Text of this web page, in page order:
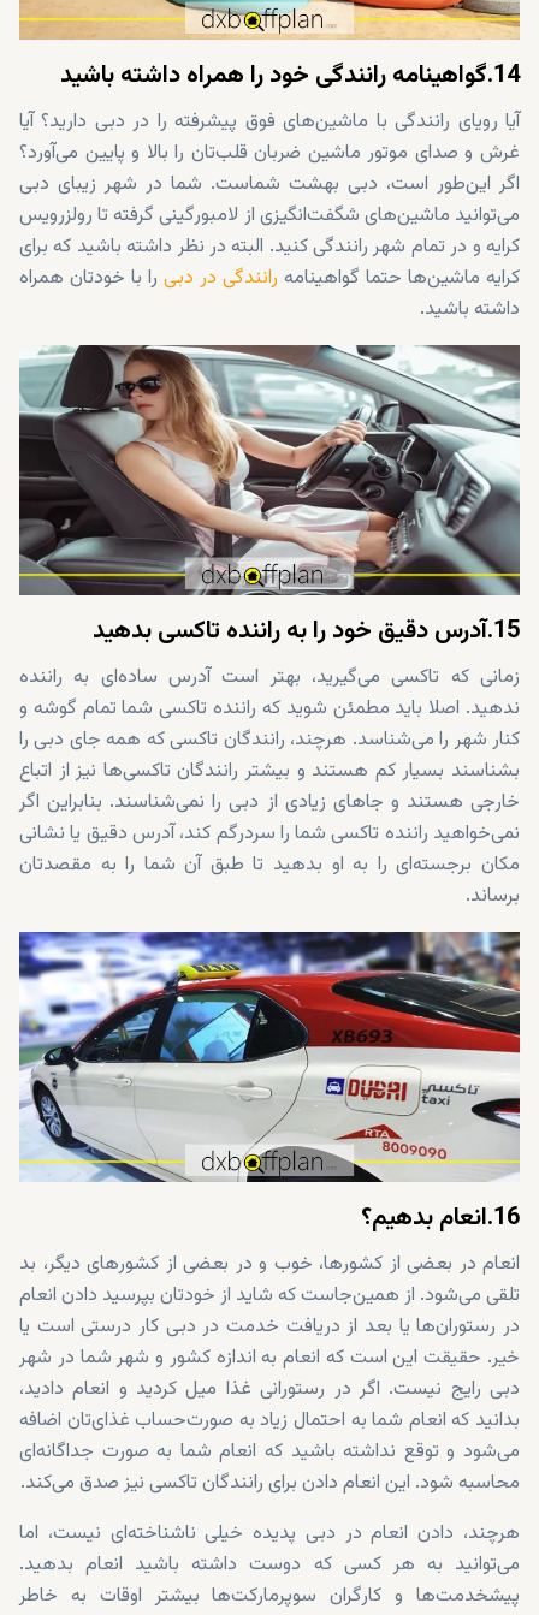
14.گواهینامه رانندگی خود را همراه داشته باشید
آیا رویای رانندگی با ماشین‌های فوق پیشرفته را در دبی دارید؟ آیا
غرش و صدای موتور ماشین ضربان قلب‌تان را بالا و پایین می‌آورد؟
اگر این‌طور است، دبی بهشت شماست. شما در شهر زیبای دبی
می‌توانید ماشین‌های شگفت‌انگیزی از لامبورگینی گرفته تا رولزرویس
کرایه و در تمام شهر رانندگی کنید. البته در نظر داشته باشید که برای
کرایه ماشین‌ها حتما گواهینامه رانندگی در دبی را با خودتان همراه
داشته باشید.
15.آدرس دقیق خود را به راننده تاکسی بدهید
زمانی که تاکسی می‌گیرید، بهتر است آدرس ساده‌ای به راننده
ندهید. اصلا باید مطمئن شوید که راننده تاکسی شما تمام گوشه و
کنار شهر را می‌شناسد. هرچند، رانندگان تاکسی که همه جای دبی را
بشناسند بسیار کم هستند و بیشتر رانندگان تاکسی‌ها نیز از اتباع
خارجی هستند و جاهای زیادی از دبی را نمی‌شناسند. بنابراین اگر
نمی‌خواهید راننده تاکسی شما را سردرگم کند، آدرس دقیق یا نشانی
مکان برجسته‌ای را به او بدهید تا طبق آن شما را به مقصدتان
برساند.
16.انعام بدهیم؟
انعام در بعضی از کشورها، خوب و در بعضی از کشورهای دیگر، بد
تلقی می‌شود. از همین‌جاست که شاید از خودتان بپرسید دادن انعام
در رستوران‌ها یا بعد از دریافت خدمت در دبی کار درستی است یا
خیر. حقیقت این است که انعام به اندازه کشور و شهر شما در شهر
دبی رایج نیست. اگر در رستورانی غذا میل کردید و انعام دادید،
بدانید که انعام شما به احتمال زیاد به صورت‌حساب غذای‌تان اضافه
می‌شود و توقع نداشته باشید که انعام شما به صورت جداگانه‌ای
محاسبه شود. این انعام دادن برای رانندگان تاکسی نیز صدق می‌کند.
هرچند، دادن انعام در دبی پدیده خیلی ناشناخته‌ای نیست، اما
می‌توانید به هر کسی که دوست داشته باشید انعام بدهید.
پیشخدمت‌ها و کارگران سوپرمارکت‌ها بیشتر اوقات به خاطر